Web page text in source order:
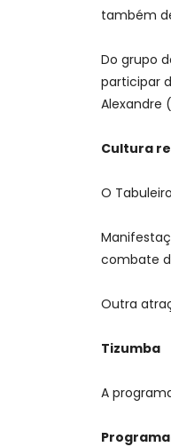
também
Do grupo
participar
Alexandre
Cultura
O
combate
Outra
Tizumba
A